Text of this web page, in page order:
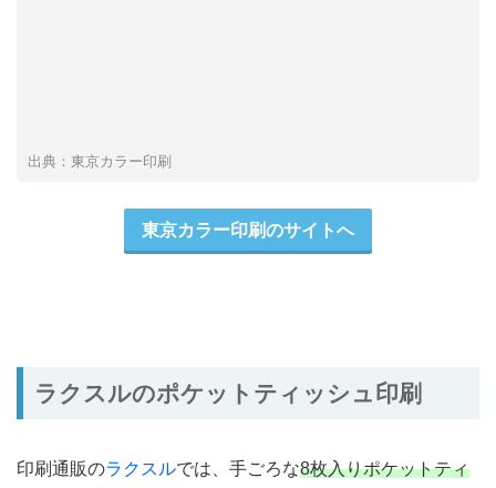
出典：東京カラー印刷
東京カラー印刷のサイトへ
ラクスルのポケットティッシュ印刷
印刷通販のラクスルでは、手ごろな8枚入りポケットティ